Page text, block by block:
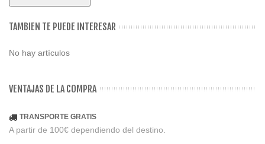
TAMBIEN TE PUEDE INTERESAR
No hay artículos
VENTAJAS DE LA COMPRA
TRANSPORTE GRATIS
A partir de 100€ dependiendo del destino.